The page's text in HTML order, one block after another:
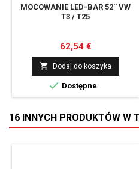
MOCOWANIE LED-BAR 52'' VW
T3 / T25
Cena
62,54 €
 Dodaj do koszyka
 Dostępne
16 INNYCH PRODUKTÓW W